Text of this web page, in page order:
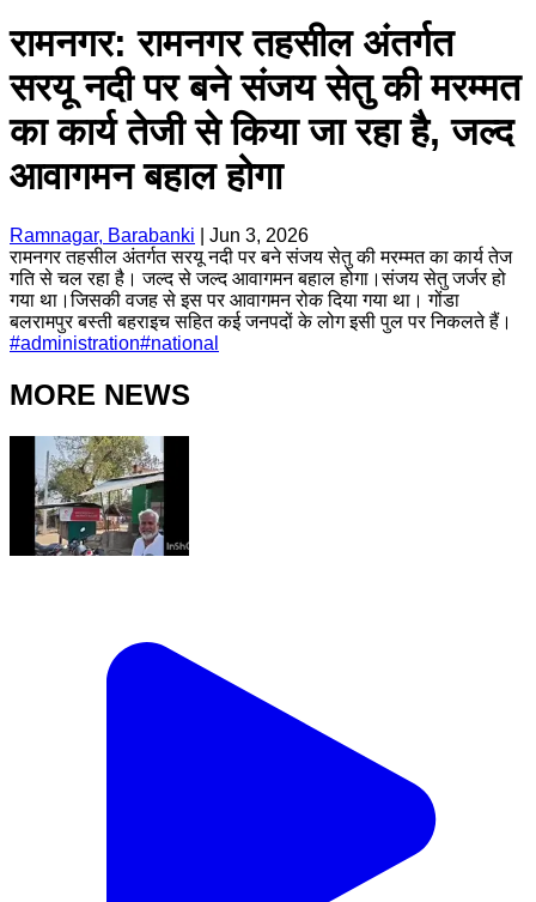
रामनगर: रामनगर तहसील अंतर्गत
सरयू नदी पर बने संजय सेतु की मरम्मत
का कार्य तेजी से किया जा रहा है, जल्द
आवागमन बहाल होगा
Ramnagar, Barabanki
Jun 3, 2026
रामनगर तहसील अंतर्गत सरयू नदी पर बने संजय सेतु की मरम्मत का कार्य तेज
गति से चल रहा है। जल्द से जल्द आवागमन बहाल होगा।संजय सेतु जर्जर हो
गया था।जिसकी वजह से इस पर आवागमन रोक दिया गया था। गोंडा
बलरामपुर बस्ती बहराइच सहित कई जनपदों के लोग इसी पुल पर निकलते हैं।
#administration#national
MORE NEWS